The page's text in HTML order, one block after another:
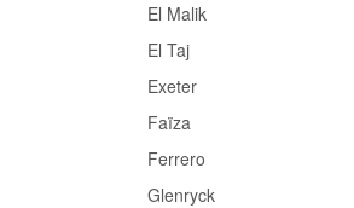
El Malik
El Taj
Exeter
Faïza
Ferrero
Glenryck